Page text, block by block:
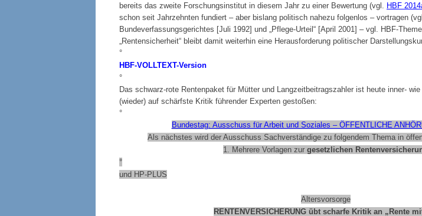
bereits das zweite Forschungsinstitut in diesem Jahr zu einer Bewertung (vgl. HBF
schon seit Jahrzehnten fundiert – aber bislang politisch nahezu folgenlos – vortragen
Bundeverfassungsgerichtes [Juli 1992] und „Pflege-Urteil“ [April 2001] – vgl. HBF-
„Rentensicherheit“ bleibt damit weiterhin eine Herausforderung politischer
°
HBF-VOLLTEXT-Version
°
Das schwarz-rote Rentenpaket für Mütter und Langzeitbeitragszahler ist heute inner-
(wieder) auf schärfste Kritik führender Experten gestoßen:
°
Bundestag: Ausschuss für Arbeit und Soziales – ÖFFENTLICHE
Als nächstes wird der Ausschuss Sachverständige zu folgendem Thema in
1. Mehrere Vorlagen zur gesetzlichen
°
und HP-PLUS
Altersvorsorge
RENTENVERSICHERUNG übt scharfe Kritik an „Rente